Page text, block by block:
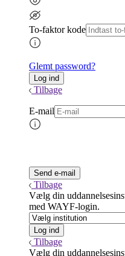
To-faktor kode
Glemt password?
Tilbage
E-mail
Tilbage
Vælg din
med WAYF-login.
Tilbage
Vælg din